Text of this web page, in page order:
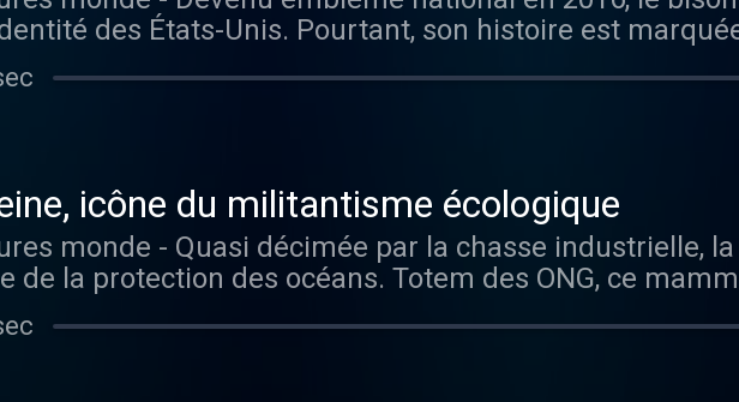
des États-Unis. Pourtant, son histoire est
de colonisation et d'expansion vers l'ouest. Vous
écouter tous les épisodes sans limite, rendez-vous sur
icône du militantisme écologique
de la protection des océans. Totem des ONG, ce
d'une bataille culturelle sur la manière de considérer